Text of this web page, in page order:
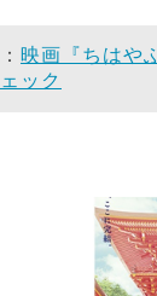
映画『ちはや
ック